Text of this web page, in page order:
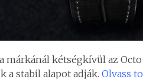
márkánál kétségkívül az
a stabil alapot adják. Olvass